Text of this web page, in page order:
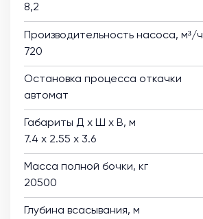
8,2
Производительность насоса, м³/ч
720
Остановка процесса откачки
автомат
Габариты Д х Ш х В, м
7.4 х 2.55 х 3.6
Масса полной бочки, кг
20500
Глубина всасывания, м